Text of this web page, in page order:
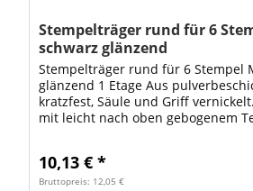
Stempelträger rund für 6
schwarz glänzend
Stempelträger rund für 6 Stempel
glänzend 1 Etage Aus
kratzfest, Säule und Griff
mit leicht nach oben gebogenem
10,13 € *
Bruttopreis: 12,05 €